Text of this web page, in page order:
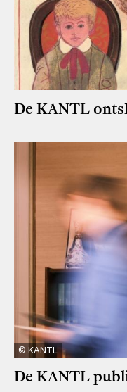
De KANTL
KANTL
De KANTL